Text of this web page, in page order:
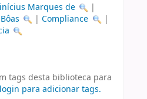
Marques de
|
|Compliance
|
tags desta biblioteca para
para adicionar tags.